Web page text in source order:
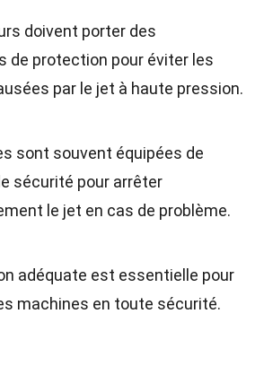
doivent porter des
de protection pour éviter les
par le jet à haute pression.
sont souvent équipées de
sécurité pour arrêter
le jet en cas de problème.
adéquate est essentielle pour
machines en toute sécurité.